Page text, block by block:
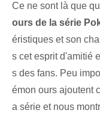
Ce ne sont là que
ours de la série
éristiques et son
s cet esprit d'amitié
s des fans. Peu
émon ours ajoutent
a série et nous